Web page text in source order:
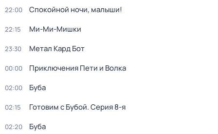
22:00 Спокойной ночи, малыши!
22:15 Ми-Ми-Мишки
23:30 Метал Кард Бот
00:00 Приключения Пети и Волка
02:00 Буба
02:15 Готовим с Бубой. Серия 8-я
02:20 Буба